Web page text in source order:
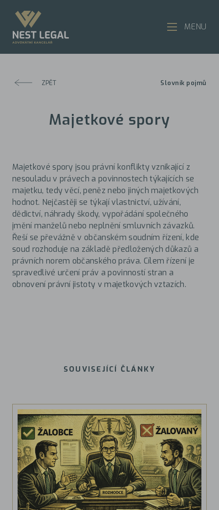
ZPĚT Slovník pojmů
Majetkové spory
Majetkové spory jsou právní konflikty vznikající z
nesouladu v právech a povinnostech týkajících se
majetku, tedy věcí, peněz nebo jiných majetkových
hodnot. Nejčastěji se týkají vlastnictví, užívání,
dědictví, náhrady škody, vypořádání společného
jmění manželů nebo neplnění smluvních závazků.
Řeší se převážně v občanském soudním řízení, kde
soud rozhoduje na základě předložených důkazů a
právních norem občanského práva. Cílem řízení je
spravedlivé určení práv a povinností stran a
obnovení právní jistoty v majetkových vztazích.
SOUVISEJÍCÍ ČLÁNKY
MENU